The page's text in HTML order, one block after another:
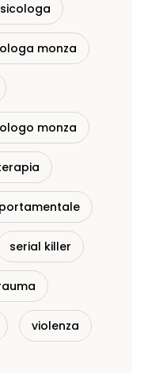
monza
monza
serial killer
violenza